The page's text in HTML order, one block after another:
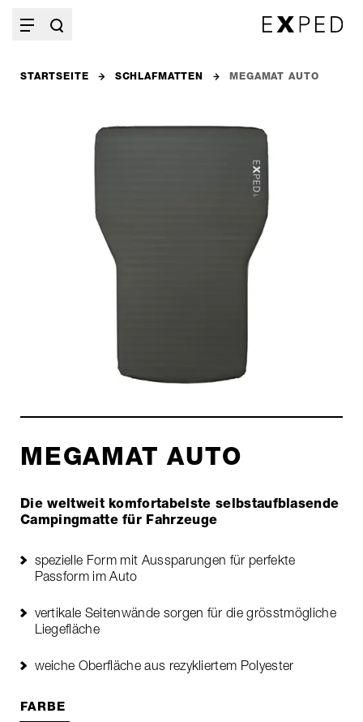
STARTSEITE SCHLAFMATTEN MEGAMAT AUTO
MEGAMAT AUTO
Die weltweit komfortabelste selbstaufblasende
Campingmatte für Fahrzeuge
spezielle Form mit Aussparungen für perfekte
Passform im Auto
vertikale Seitenwände sorgen für die grösstmögliche
Liegefläche
weiche Oberfläche aus rezykliertem Polyester
FARBE